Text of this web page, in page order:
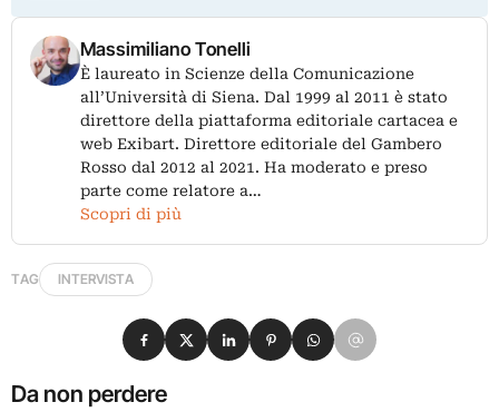
Massimiliano Tonelli
È laureato in Scienze della Comunicazione
all’Università di Siena. Dal 1999 al 2011 è stato
direttore della piattaforma editoriale cartacea e
web Exibart. Direttore editoriale del Gambero
Rosso dal 2012 al 2021. Ha moderato e preso
parte come relatore a…
Scopri di più
TAG INTERVISTA
Da non perdere
Condividi su Facebook
Condividi su X
Condividi su LinkedIn
Condividi su Pinterest
Condividi su WhatsApp
Condividi su Email